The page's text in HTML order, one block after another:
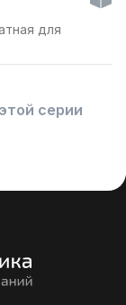
для
серии